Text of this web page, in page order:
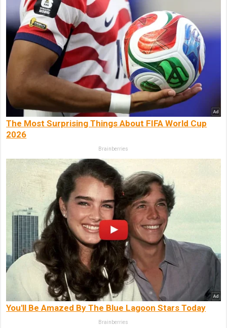
The Most Surprising Things About FIFA World Cup
2026
Brainberries
You'll Be Amazed By The Blue Lagoon Stars Today
Brainberries